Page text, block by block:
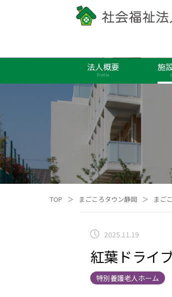
法人概要
Profile
施
TOP ＞ まごころタウン静岡 ＞ まご
2025.11.19
紅葉ドライ
特別養護老人ホーム